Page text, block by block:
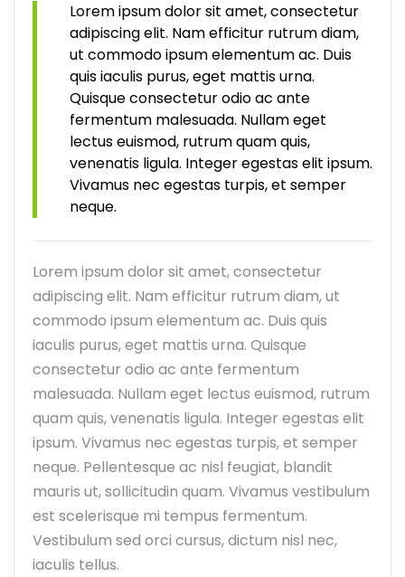
Lorem ipsum dolor sit amet, consectetur
adipiscing elit. Nam efficitur rutrum diam,
ut commodo ipsum elementum ac. Duis
quis iaculis purus, eget mattis urna.
Quisque consectetur odio ac ante
fermentum malesuada. Nullam eget
lectus euismod, rutrum quam quis,
venenatis ligula. Integer egestas elit ipsum.
Vivamus nec egestas turpis, et semper
neque.
Lorem ipsum dolor sit amet, consectetur
adipiscing elit. Nam efficitur rutrum diam, ut
commodo ipsum elementum ac. Duis quis
iaculis purus, eget mattis urna. Quisque
consectetur odio ac ante fermentum
malesuada. Nullam eget lectus euismod, rutrum
quam quis, venenatis ligula. Integer egestas elit
ipsum. Vivamus nec egestas turpis, et semper
neque. Pellentesque ac nisl feugiat, blandit
mauris ut, sollicitudin quam. Vivamus vestibulum
est scelerisque mi tempus fermentum.
Vestibulum sed orci cursus, dictum nisl nec,
iaculis tellus.